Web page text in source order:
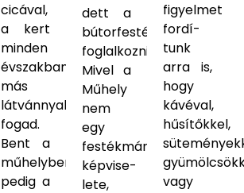
cicával,
a kert
minden
évszakban
más
látvánnyal
fogad.
Bent a
műhelyben
pedig a
dett a
bútorfestéssel
foglalkozni.
Mivel a
Műhely
nem
egy
festékmárka
képvise-
lete,
figyelmet
fordí-
tunk
arra is,
hogy
kávéval,
hűsítőkkel,
vagy